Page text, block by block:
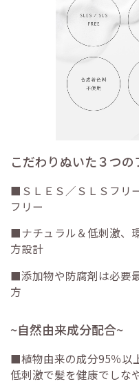
こだわりぬいた３つの
■ＳＬＥＳ／ＳＬＳフリ
フリー
■ナチュラル＆低刺激、
方設計
■添加物や防腐剤は必要
方
~自然由来成分配合~
■植物由来の成分95％以
低刺激で髪を健康でしな